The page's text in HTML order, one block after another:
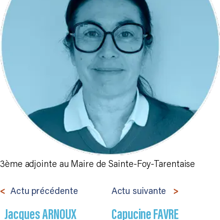
3ème adjointe au Maire de Sainte-Foy-Tarentaise
Actu précédente
Jacques ARNOUX
Actu suivante
Capucine FAVRE